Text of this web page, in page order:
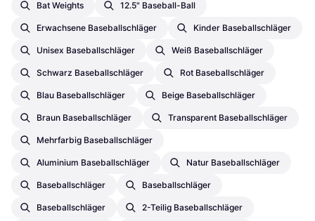
Bat Weights 12.5" Baseball-Ball
Erwachsene Baseballschläger Kinder Baseballschläger
Unisex Baseballschläger Weiß Baseballschläger
Schwarz Baseballschläger Rot Baseballschläger
Blau Baseballschläger Beige Baseballschläger
Braun Baseballschläger Transparent Baseballschläger
Mehrfarbig Baseballschläger
Aluminium Baseballschläger Natur Baseballschläger
Baseballschläger Baseballschläger
Baseballschläger 2-Teilig Baseballschläger